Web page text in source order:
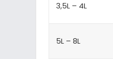
3,5L – 4L
5L – 8L